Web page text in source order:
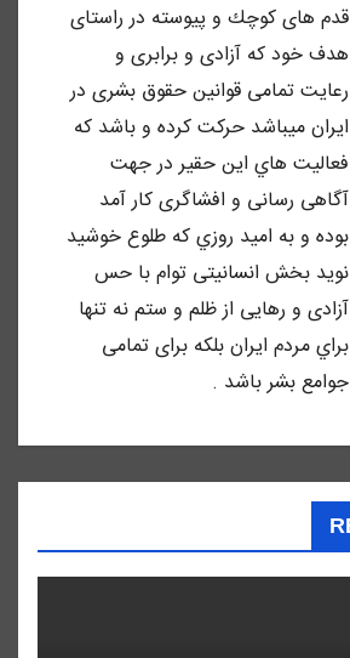
قدم هاى كوچك و پيوسته در راستاى
هدف خود كه آزادى و برابرى و
رعايت تمامى قوانين حقوق بشرى در
ايران ميباشد حركت كرده و باشد كه
فعاليت هاي اين حقير در جهت
آگاهى رسانى و افشاگرى كار آمد
بوده و به اميد روزي كه طلوع خوشيد
نويد بخش انسانيتى توام با حس
آزادى و رهايى از ظلم و ستم نه تنها
براي مردم ايران بلكه براى تمامى
جوامع بشر باشد .